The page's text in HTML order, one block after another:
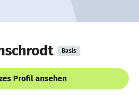
Basis
Profil ansehen